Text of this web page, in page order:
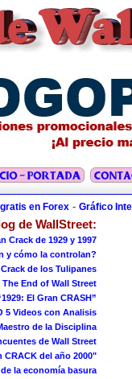
en Forex - Gráfico
de WallStreet:
Crack de 1929 y 1997
y cómo la controlan?
de los Tulipanes
The End of Wall Street
El Gran CRASH”
5 Videos con Analisis
de la Disciplina
de Wall Street
CRACK del año 2000"
de la economía basura